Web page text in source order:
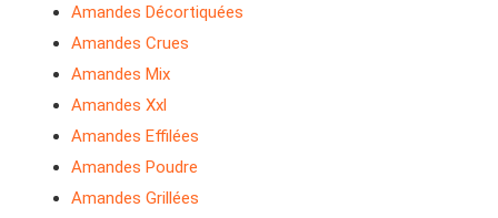
Amandes Décortiquées
Amandes Crues
Amandes Mix
Amandes Xxl
Amandes Effilées
Amandes Poudre
Amandes Grillées